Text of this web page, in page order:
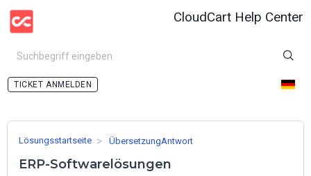
CloudCart Help Center
ANMELDEN
Lösungsstartseite ÜbersetzungAntwort
ERP-Softwarelösungen